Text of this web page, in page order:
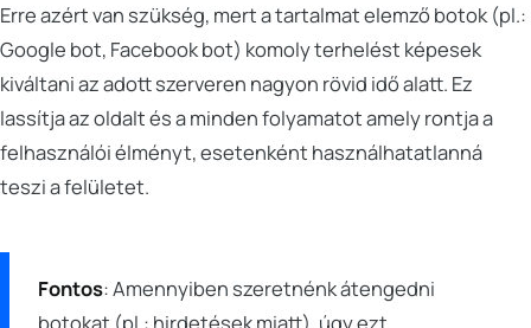
Erre azért van szükség, mert a tartalmat elemző botok (pl.:
Google bot, Facebook bot) komoly terhelést képesek
kiváltani az adott szerveren nagyon rövid idő alatt. Ez
lassítja az oldalt és a minden folyamatot amely rontja a
felhasználói élményt, esetenként használhatatlanná
teszi a felületet.
Fontos: Amennyiben szeretnénk átengedni